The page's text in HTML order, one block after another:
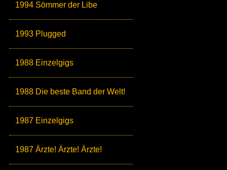
1994 Sömmer der Libe
1993 Plugged
1988 Einzelgigs
1988 Die beste Band der Welt!
1987 Einzelgigs
1987 Ärzte! Ärzte! Ärzte!